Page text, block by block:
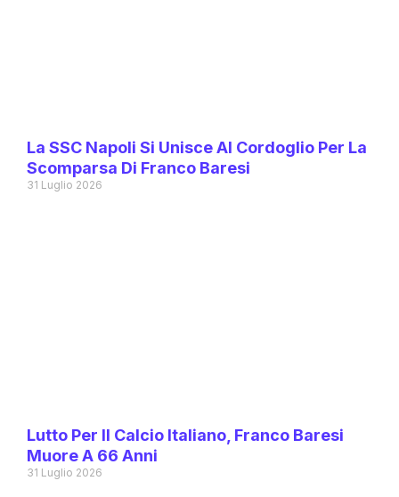
La SSC Napoli Si Unisce Al Cordoglio Per La
Scomparsa Di Franco Baresi
31 Luglio 2026
Lutto Per Il Calcio Italiano, Franco Baresi
Muore A 66 Anni
31 Luglio 2026